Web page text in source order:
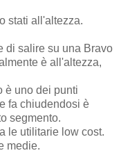
stati all'altezza.
di salire su una Bravo
è all'altezza,
è uno dei punti
fa chiudendosi è
segmento.
le utilitarie low cost.
medie.